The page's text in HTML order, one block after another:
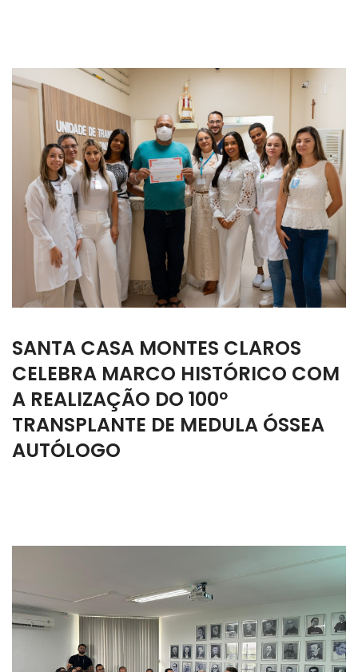
SANTA CASA MONTES CLAROS
CELEBRA MARCO HISTÓRICO COM
A REALIZAÇÃO DO 100º
TRANSPLANTE DE MEDULA ÓSSEA
AUTÓLOGO